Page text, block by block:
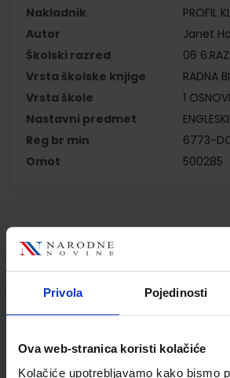
Privola Pojedinosti
Ova web-stranica koristi kolačiće
Kolačiće upotrebljavamo kako bismo
Nakladnik
PROFIL
Autor
Janet
Školski razred
06
Vrsta školske knjige
RADNA
Vrsta škole
1
Nastavni predmet
Reg br min
6773-
Omot
500285
Kupci najčešće biraju..
Omot PVC za školske
udžbenike; dimenzije